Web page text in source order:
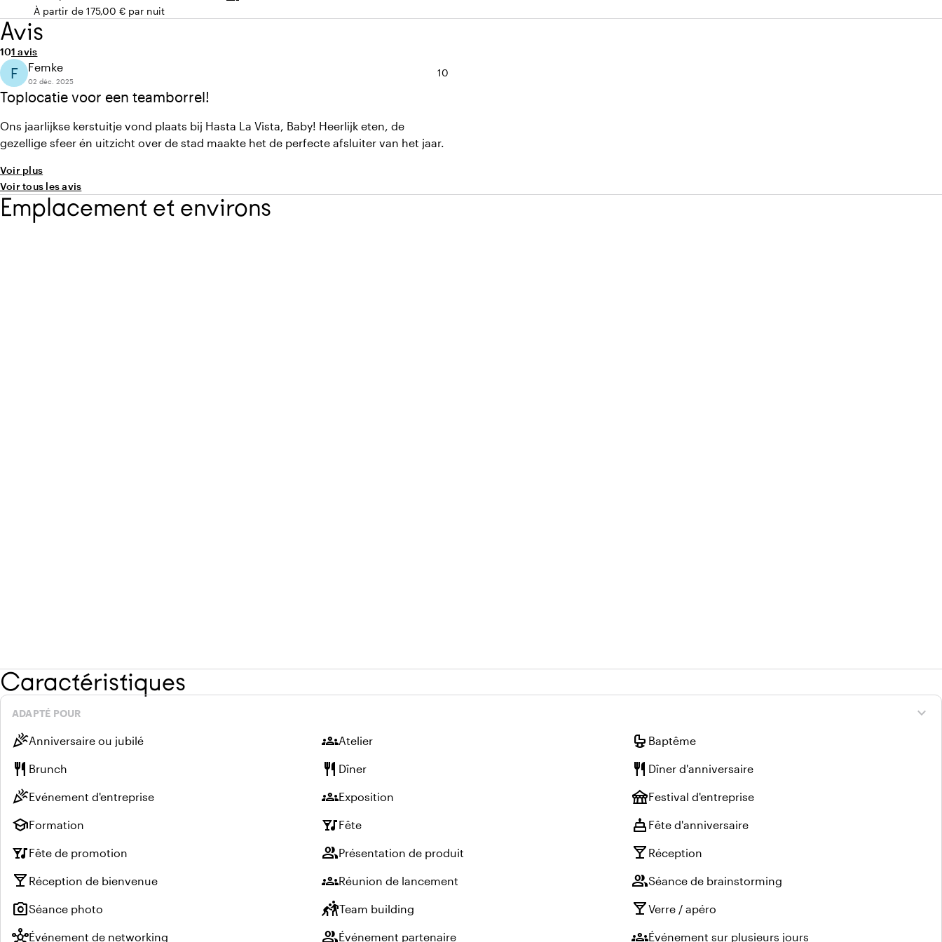
À partir de 175,00 € par nuit
Avis
Note moyenne de 10 sur 10
10Nombre d'avis : 1
1 avis
Toplocatie voor een teamborrel!
F Femke
02 déc. 2025
Note moyenne de 10 sur 10
10
Ons jaarlijkse kerstuitje vond plaats bij Hasta La Vista, Baby! Heerlijk eten, de
gezellige sfeer én uitzicht over de stad maakte het de perfecte afsluiter van het jaar.
Voir plus
Voir tous les avis
Emplacement et environs
Caractéristiques
expand_more
ADAPTÉ POUR
celebrationAnniversaire ou jubilé groupsAtelier crib Baptême
restaurant Brunch restaurant Dîner restaurant Dîner d'anniversaire
celebrationEvénement d'entreprise groupsExposition festivalFestival d'entreprise
schoolFormation nightlifeFête cake Fête d'anniversaire
nightlifeFête de promotion groupPrésentation de produit local_bar Réception
local_bar Réception de bienvenue groupsRéunion de lancement groupSéance de brainstorming
photo_cameraSéance photo sports_kabaddiTeam building local_barVerre / apéro
hubÉvénement de networking groupÉvénement partenaire groupsÉvénement sur plusieurs jours